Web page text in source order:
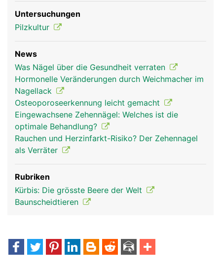
Nagel Frau Nagel Mann
Untersuchungen
Pilzkultur
News
Was Nägel über die Gesundheit verraten
Hormonelle Veränderungen durch Weichmacher im
Nagellack
Osteoporoseerkennung leicht gemacht
Eingewachsene Zehennägel: Welches ist die
optimale Behandlung?
Rauchen und Herzinfarkt-Risiko? Der Zehennagel
als Verräter
Rubriken
Kürbis: Die grösste Beere der Welt
Baunscheidtieren